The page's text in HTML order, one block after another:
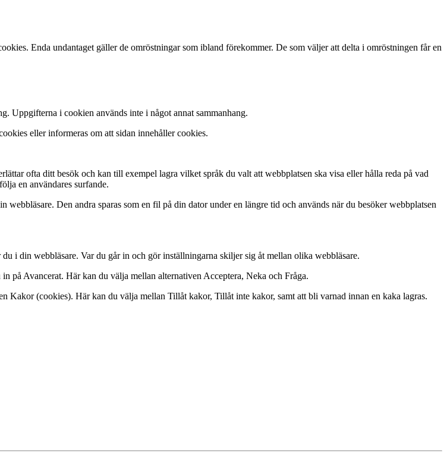
Enda undantaget gäller de omröstningar som ibland förekommer. De som väljer att delta i omröstningen får en
Uppgifterna i cookien används inte i något annat sammanhang.
eller informeras om att sidan innehåller cookies.
ofta ditt besök och kan till exempel lagra vilket språk du valt att webbplatsen ska visa eller hålla reda på vad
en användares surfande.
Den andra sparas som en fil på din dator under en längre tid och används när du besöker webbplatsen
i din webbläsare. Var du går in och gör inställningarna skiljer sig åt mellan olika webbläsare.
på Avancerat. Här kan du välja mellan alternativen Acceptera, Neka och Fråga.
Kakor (cookies). Här kan du välja mellan Tillåt kakor, Tillåt inte kakor, samt att bli varnad innan en kaka lagras.